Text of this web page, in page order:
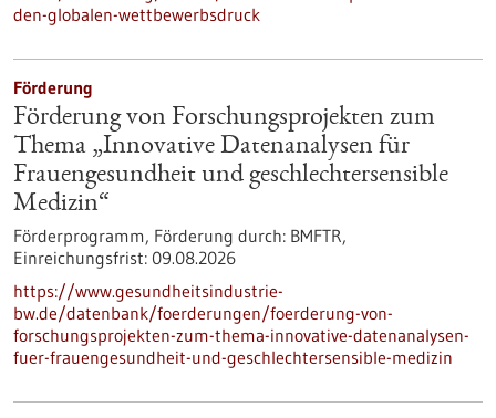
den-globalen-wettbewerbsdruck
Förderung
Förderung von Forschungsprojekten zum
Thema „Innovative Datenanalysen für
Frauengesundheit und geschlechtersensible
Medizin“
Förderprogramm, Förderung durch: BMFTR,
Einreichungsfrist: 09.08.2026
https://www.gesundheitsindustrie-
bw.de/datenbank/foerderungen/foerderung-von-
forschungsprojekten-zum-thema-innovative-datenanalysen-
fuer-frauengesundheit-und-geschlechtersensible-medizin